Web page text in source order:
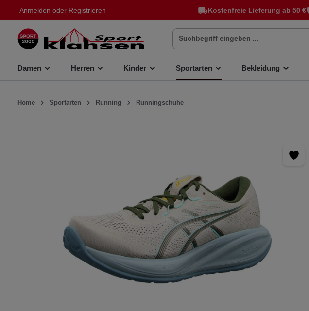
springen Kostenfreie Lieferung ab 50 €
Anmelden oder Registrieren
Damen Herren Kinder Sportarten Bekleidung
Home Sportarten Running Runningschuhe